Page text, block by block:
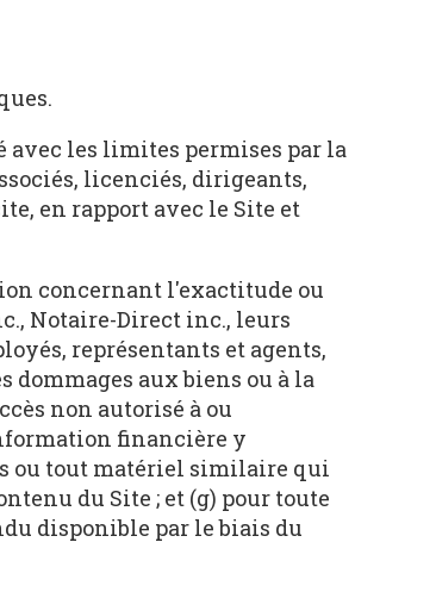
les limites permises par la
licenciés, dirigeants,
en rapport avec le Site et
concernant l'exactitude ou
Notaire-Direct inc., leurs
représentants et agents,
dommages aux biens ou à la
non autorisé à ou
financière y
ou tout matériel similaire qui
du Site ; et (g) pour toute
disponible par le biais du